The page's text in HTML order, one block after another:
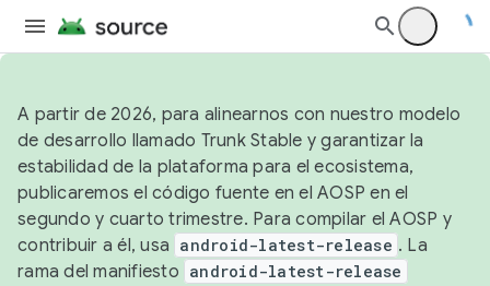
A partir de 2026, para alinearnos con nuestro modelo
de desarrollo llamado Trunk Stable y garantizar la
estabilidad de la plataforma para el ecosistema,
publicaremos el código fuente en el AOSP en el
segundo y cuarto trimestre. Para compilar el AOSP y
contribuir a él, usa android-latest-release . La
rama del manifiesto android-latest-release